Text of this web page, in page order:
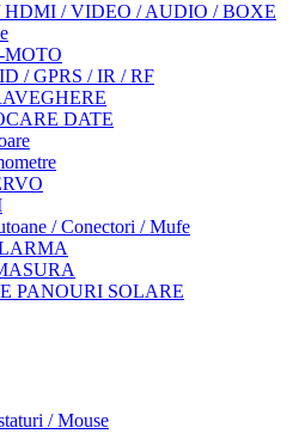
/ VIDEO / AUDIO / BOXE
MOTO
/ GPRS / IR / RF
DATE
/ Conectori / Mufe
PANOURI SOLARE
/ Mouse